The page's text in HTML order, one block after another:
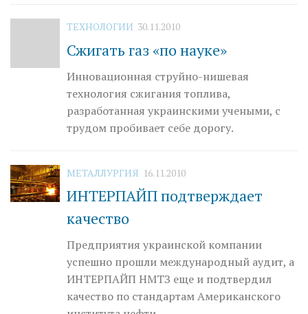
ТЕХНОЛОГИИ 30.11.2010
Сжигать газ «по науке»
Инновационная струйно-нишевая
технология сжигания топлива,
разработанная украинскими учеными, с
трудом пробивает себе дорогу.
МЕТАЛЛУРГИЯ 16.11.2010
ИНТЕРПАЙП подтверждает
качество
Предприятия украинской компании
успешно про­шли международный аудит, а
ИНТЕРПАЙП НМТЗ еще и подтвердил
качество по стандартам Американского